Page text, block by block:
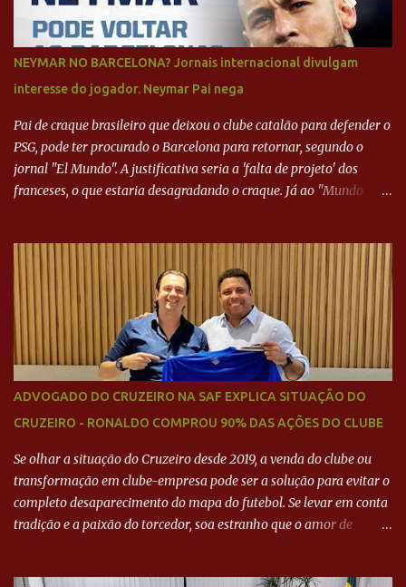
NEYMAR NO BARCELONA? Jornais internacional divulgam
interesse do jogador. Neymar Pai nega
Pai de craque brasileiro que deixou o clube catalão para defender o
PSG, pode ter procurado o Barcelona para retornar, segundo o
jornal "El Mundo". A justificativa seria a 'falta de projeto' dos
franceses, o que estaria desagradando o craque. Já ao "Mundo
Neymar Pai nega
ADVOGADO DO CRUZEIRO NA SAF EXPLICA SITUAÇÃO DO
CRUZEIRO - RONALDO COMPROU 90% DAS AÇÕES DO CLUBE
Se olhar a situação do Cruzeiro desde 2019, a venda do clube ou
transformação em clube-empresa pode ser a solução para evitar o
completo desaparecimento do mapa do futebol. Se levar em conta
tradição e a paixão do torcedor, soa estranho que o amor de